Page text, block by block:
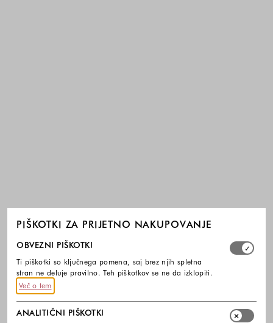
PIŠKOTKI ZA PRIJETNO NAKUPOVANJE
Izberite, katere skupine piškotkov dovolite. Obvezni
OBVEZNI PIŠKOTKI
Ti piškotki so ključnega pomena, saj brez njih spletna
stran ne deluje pravilno. Teh piškotkov se ne da izklopiti.
Več o tem
ANALITIČNI PIŠKOTKI